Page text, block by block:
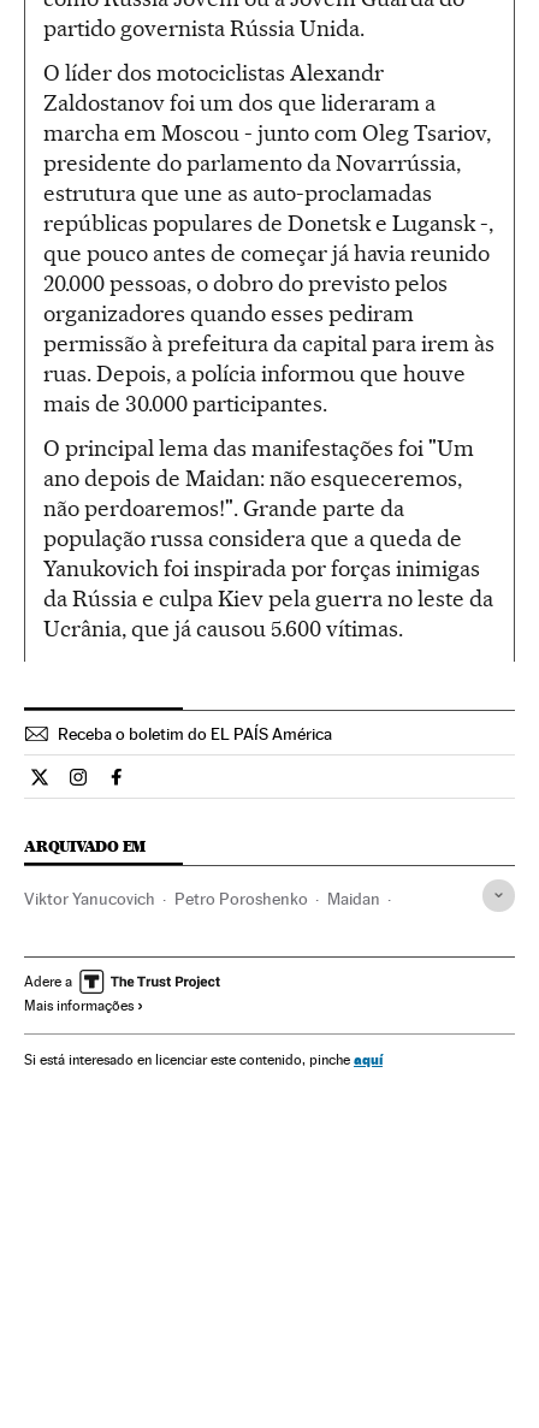
partido governista Rússia Unida.
O líder dos motociclistas Alexandr
Zaldostanov foi um dos que lideraram a
marcha em Moscou - junto com Oleg Tsariov,
presidente do parlamento da Novarrússia,
estrutura que une as auto-proclamadas
repúblicas populares de Donetsk e Lugansk -,
que pouco antes de começar já havia reunido
20.000 pessoas, o dobro do previsto pelos
organizadores quando esses pediram
permissão à prefeitura da capital para irem às
ruas. Depois, a polícia informou que houve
mais de 30.000 participantes.
O principal lema das manifestações foi "Um
ano depois de Maidan: não esqueceremos,
não perdoaremos!". Grande parte da
população russa considera que a queda de
Yanukovich foi inspirada por forças inimigas
da Rússia e culpa Kiev pela guerra no leste da
Ucrânia, que já causou 5.600 vítimas.
Receba o boletim do EL PAÍS América
Internacional El País Brasil en Twitter
Internacional El País Brasil en Instagram
Internacional El País Brasil en Facebook
ARQUIVADO EM
Viktor Yanucovich Petro Poroshenko Maidan
Movimentos sociais União Europeia
Organizações internacionais
Sociedade
Adere a
Mais informações
Si está interesado en licenciar este contenido, pinche aquí